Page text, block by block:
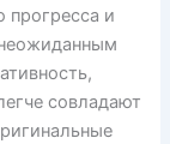
и
совладают